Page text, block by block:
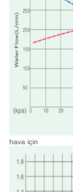
hava için